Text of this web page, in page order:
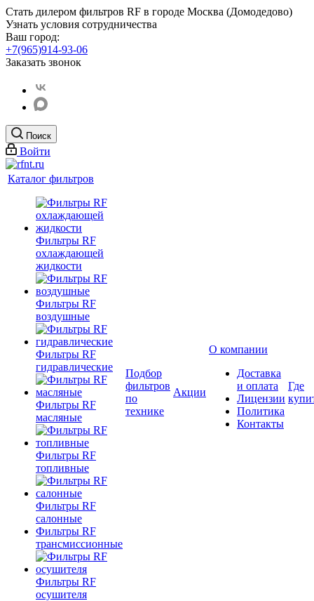
Стать дилером фильтров RF в городе Москва (Домодедово)
Узнать условия сотрудничества
Ваш город:
+7(965)914-93-06
Заказать звонок
Поиск
Войти
Каталог фильтров
Фильтры RF
охлаждающей
жидкости
Фильтры RF
воздушные
Фильтры RF
гидравлические
Фильтры RF
масляные
Фильтры RF
топливные
Фильтры RF
салонные
Фильтры RF
трансмиссионные
Фильтры RF
осушителя
Подбор
фильтров
по
технике
Акции
О компании
Доставка
и оплата
Лицензии
Политика
Контакты
Где